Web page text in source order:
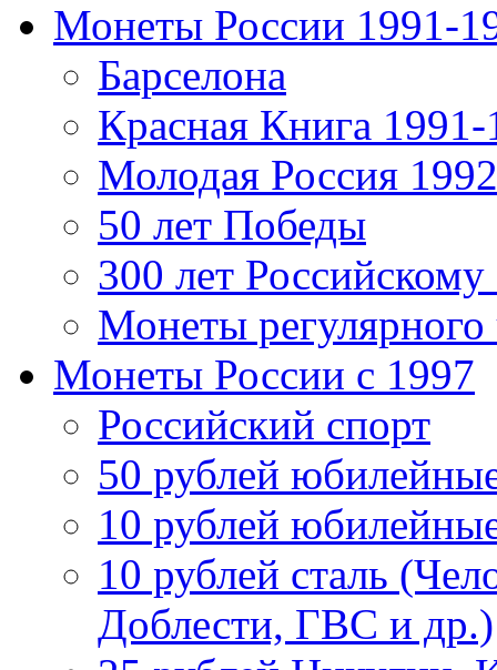
Монеты России 1991-
Барселона
Красная Книга 1991-
Молодая Россия
50 лет Победы
300 лет
Монеты
Монеты России c 1997
Российский спорт
50 рублей
10 рублей
10 рублей сталь
Доблести, ГВС и др.)